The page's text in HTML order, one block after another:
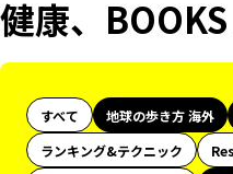
健康、
すべて 地球の歩き方 海外
ランキング&テクニック